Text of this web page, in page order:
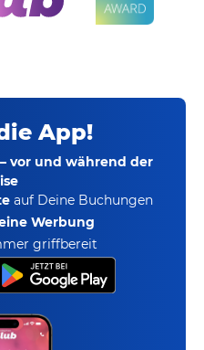
App!
vor und während der
auf Deine Buchungen
Werbung
griffbereit